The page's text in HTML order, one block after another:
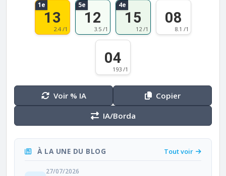
1e
13
2.4 /1
5e
12
3.5 /1
4e
15
12 /1
08
8.1 /1
04
193 /1
Voir % IA
Copier
IA/Borda
À LA UNE DU BLOG Tout voir
27/07/2026